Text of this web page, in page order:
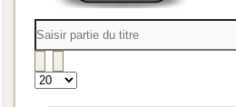
Saisir
partie
du
Affichage
#